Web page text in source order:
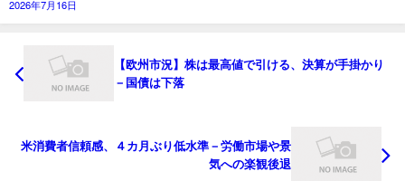
2026年7月16日
【欧州市況】株は最高値で引ける、決算が手掛かり
－国債は下落
米消費者信頼感、４カ月ぶり低水準－労働市場や景
気への楽観後退